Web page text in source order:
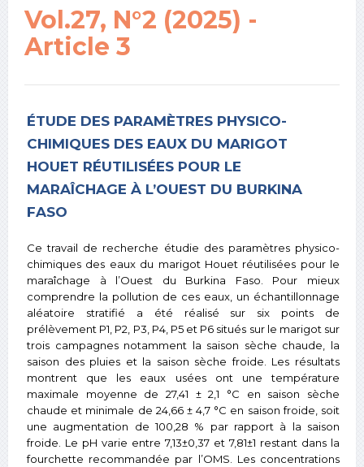
Vol.27, N°2 (2025) -
Article 3
ÉTUDE DES PARAMÈTRES PHYSICO-
CHIMIQUES DES EAUX DU MARIGOT
HOUET RÉUTILISÉES POUR LE
MARAÎCHAGE À L’OUEST DU BURKINA
FASO
Ce travail de recherche étudie des paramètres physico-
chimiques des eaux du marigot Houet réutilisées pour le
maraîchage à l’Ouest du Burkina Faso. Pour mieux
comprendre la pollution de ces eaux, un échantillonnage
aléatoire stratifié a été réalisé sur six points de
prélèvement P1, P2, P3, P4, P5 et P6 situés sur le marigot sur
trois campagnes notamment la saison sèche chaude, la
saison des pluies et la saison sèche froide. Les résultats
montrent que les eaux usées ont une température
maximale moyenne de 27,41 ± 2,1 °C en saison sèche
chaude et minimale de 24,66 ± 4,7 °C en saison froide, soit
une augmentation de 100,28 % par rapport à la saison
froide. Le pH varie entre 7,13±0,37 et 7,81±1 restant dans la
fourchette recommandée par l’OMS. Les concentrations